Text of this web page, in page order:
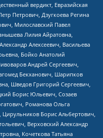
вердикт, Евразийская
Петрович, Дзугкоева Регина
Милославский Павел
Лилия Айратовна,
Алексеевич, Васильева
Бойко Анатолий
Андрей Сергеевич,
Бекханович, Шарипков
Шведов Григорий Сергеевич,
Борис Юльевич, Созаев
Романова Ольга
Борис Альбертович,
Верховский Александр
Кочеткова Татьяна